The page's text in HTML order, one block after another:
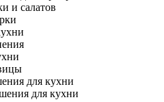
и салатов
для кухни
для кухни